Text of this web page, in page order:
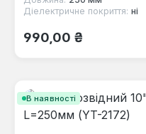
Діелектричне покриття: ні
Звичайна ціна:
990,00 ₴
В наявності